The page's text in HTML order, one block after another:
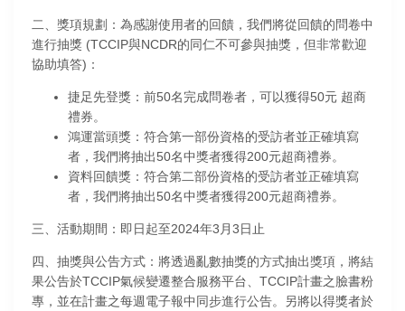
二、獎項規劃：為感謝使用者的回饋，我們將從回饋的問卷中
進行抽獎 (TCCIP與NCDR的同仁不可參與抽獎，但非常歡迎
協助填答)：
捷足先登獎：前50名完成問卷者，可以獲得50元 超商
禮券。
鴻運當頭獎：符合第一部份資格的受訪者並正確填寫
者，我們將抽出50名中獎者獲得200元超商禮券。
資料回饋獎：符合第二部份資格的受訪者並正確填寫
者，我們將抽出50名中獎者獲得200元超商禮券。
三、活動期間：即日起至2024年3月3日止
四、抽獎與公告方式：將透過亂數抽獎的方式抽出獎項，將結
果公告於TCCIP氣候變遷整合服務平台、TCCIP計畫之臉書粉
專，並在計畫之每週電子報中同步進行公告。另將以得獎者於